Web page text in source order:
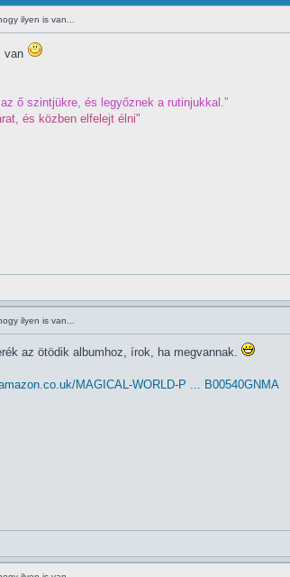
ilyen is van...
van
ő szintjükre, és legyőznek a rutinjukkal.”
és közben elfelejt élni"
ilyen is van...
az ötödik albumhoz, írok, ha megvannak.
MAGICAL-WORLD-P ... B00540GNMA